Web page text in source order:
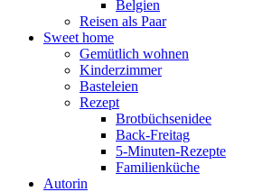
Belgien
Reisen als Paar
Sweet home
Gemütlich wohnen
Kinderzimmer
Basteleien
Rezept
Brotbüchsenidee
Back-Freitag
5-Minuten-Rezepte
Familienküche
Autorin